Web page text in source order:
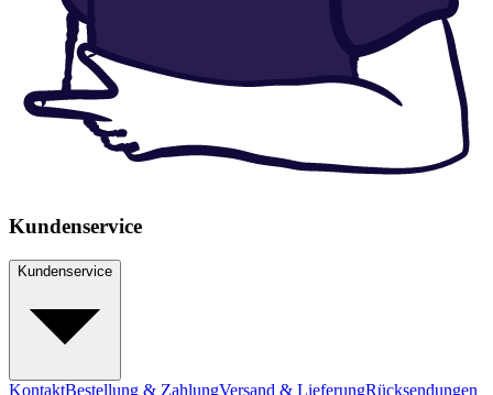
Kundenservice
Kundenservice
KontaktBestellung & ZahlungVersand & LieferungRücksendungen